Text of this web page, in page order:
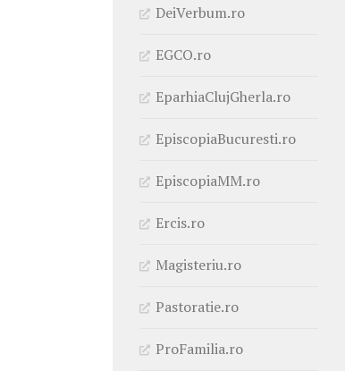
DeiVerbum.ro
EGCO.ro
EparhiaClujGherla.ro
EpiscopiaBucuresti.ro
EpiscopiaMM.ro
Ercis.ro
Magisteriu.ro
Pastoratie.ro
ProFamilia.ro